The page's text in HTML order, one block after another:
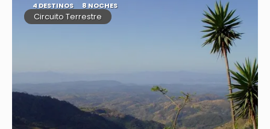
4 DESTINOS 8 NOCHES
Circuito Terrestre